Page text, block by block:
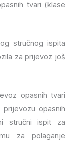
tvari (klase
stručnog ispita
za prijevoz još
opasnih tvari
opasnih
stručni ispit za
za polaganje